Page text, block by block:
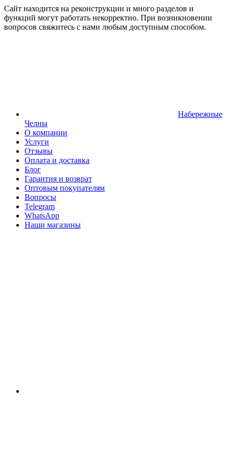
Сайт находится на реконструкции и много разделов и
функций могут работать некорректно. При возникновении
вопросов свяжитесь с нами любым доступным способом.
Набережные
Челны
О компании
Услуги
Отзывы
Оплата и доставка
Блог
Гарантия и возврат
Оптовым покупателям
Вопросы
Telegram
WhatsApp
Наши магазины